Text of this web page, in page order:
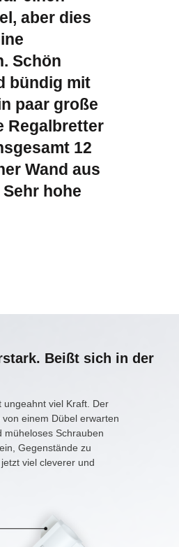
aber dies
Schön
bündig mit
paar große
Regalbretter
12
Wand aus
hohe
Beißt sich in der
ungeahnt viel Kraft. Der
einem Dübel erwarten
müheloses Schrauben
Gegenstände zu
viel cleverer und